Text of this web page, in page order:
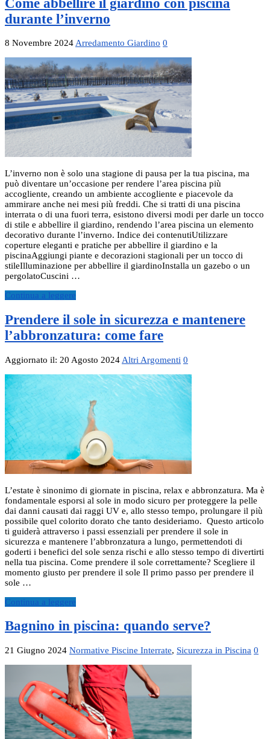
Come abbellire il giardino con piscina
durante l’inverno
8 Novembre 2024Arredamento Giardino 0
L’inverno non è solo una stagione di pausa per la tua piscina, ma
può diventare un’occasione per rendere l’area piscina più
accogliente, creando un ambiente accogliente e piacevole da
ammirare anche nei mesi più freddi. Che si tratti di una piscina
interrata o di una fuori terra, esistono diversi modi per darle un tocco
di stile e abbellire il giardino, rendendo l’area piscina un elemento
decorativo durante l’inverno. Indice dei contenutiUtilizzare
coperture eleganti e pratiche per abbellire il giardino e la
piscinaAggiungi piante e decorazioni stagionali per un tocco di
stileIlluminazione per abbellire il giardinoInstalla un gazebo o un
pergolatoCuscini …
Continua a leggere
Prendere il sole in sicurezza e mantenere
l’abbronzatura: come fare
Aggiornato il: 20 Agosto 2024 Altri Argomenti 0
L’estate è sinonimo di giornate in piscina, relax e abbronzatura. Ma è
fondamentale esporsi al sole in modo sicuro per proteggere la pelle
dai danni causati dai raggi UV e, allo stesso tempo, prolungare il più
possibile quel colorito dorato che tanto desideriamo. Questo articolo
ti guiderà attraverso i passi essenziali per prendere il sole in
sicurezza e mantenere l’abbronzatura a lungo, permettendoti di
goderti i benefici del sole senza rischi e allo stesso tempo di divertirti
nella tua piscina. Come prendere il sole correttamente? Scegliere il
momento giusto per prendere il sole Il primo passo per prendere il
sole …
Continua a leggere
Bagnino in piscina: quando serve?
21 Giugno 2024 Normative Piscine Interrate, Sicurezza in Piscina 0